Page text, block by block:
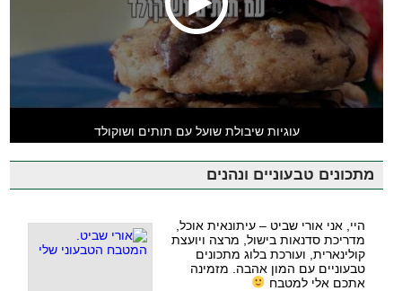
עוגיות שיבולת שועל עם תותים ושוקולד
מתכונים טבעוניים ונהנים
היי, אני אורי שביט – עיתונאית אוכל,
מדריכת סדנאות בישול, מרצה ויועצת
קולינארית, ועורכת בלוג מתכונים
טבעוניים עם המון אהבה. מזמינה
אתכם אלי למטבח